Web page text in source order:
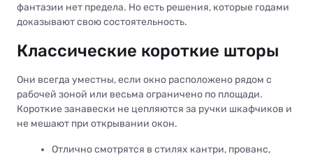
фантазии нет предела. Но есть решения, которые годами
доказывают свою состоятельность.
Классические короткие шторы
Они всегда уместны, если окно расположено рядом с
рабочей зоной или весьма ограничено по площади.
Короткие занавески не цепляются за ручки шкафчиков и
не мешают при открывании окон.
Отлично смотрятся в стилях кантри, прованс,